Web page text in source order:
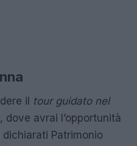
il tour guidato nel
, dove avrai l’opportunità
Patrimonio